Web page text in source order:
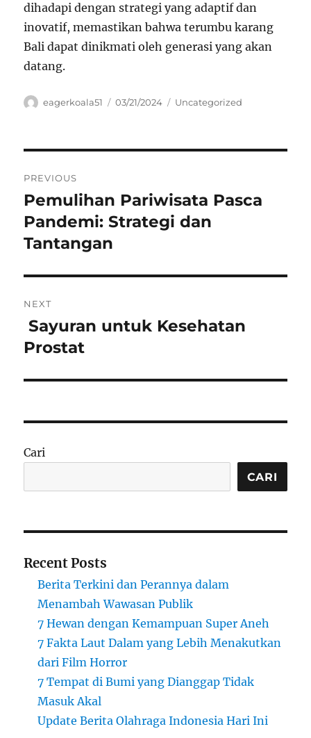
dihadapi dengan strategi yang adaptif dan
inovatif, memastikan bahwa terumbu karang
Bali dapat dinikmati oleh generasi yang akan
datang.
Author
eagerkoala51
Posted
03/21/2024 Categories
Uncategorized
pos
PREVIOUS
Previous
post:
Pemulihan Pariwisata Pasca
Pandemi: Strategi dan
Tantangan
NEXT
Next
post:
Sayuran untuk Kesehatan
Prostat
Cari
CARI
Recent Posts
Berita Terkini dan Perannya dalam
Menambah Wawasan Publik
7 Hewan dengan Kemampuan Super Aneh
7 Fakta Laut Dalam yang Lebih Menakutkan
dari Film Horror
7 Tempat di Bumi yang Dianggap Tidak
Masuk Akal
Update Berita Olahraga Indonesia Hari Ini